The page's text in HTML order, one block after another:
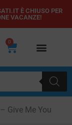
È CHIUSO PER
VACANZE!
0
Carrello
Give Me You